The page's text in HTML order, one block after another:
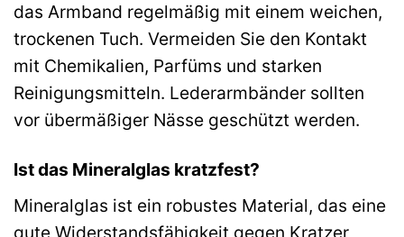
das Armband regelmäßig mit einem weichen,
trockenen Tuch. Vermeiden Sie den Kontakt
mit Chemikalien, Parfüms und starken
Reinigungsmitteln. Lederarmbänder sollten
vor übermäßiger Nässe geschützt werden.
Ist das Mineralglas kratzfest?
Mineralglas ist ein robustes Material, das eine
gute Widerstandsfähigkeit gegen Kratzer